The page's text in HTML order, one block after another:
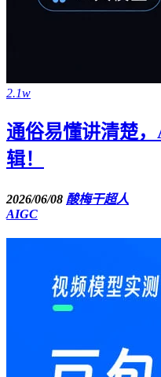
2.1w
通俗易懂讲清楚
辑！
2026/06/08 酸梅干超人
AIGC